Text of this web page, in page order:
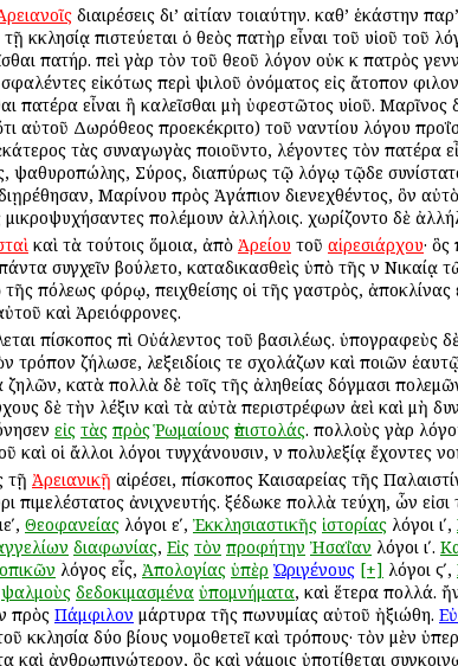
διαιρέσεις δι’ αἰτίαν τοιαύτην. καθ’ ἑκάστην
ἐκκλησίᾳ πιστεύεται ὁ θεὸς πατὴρ εἶναι τοῦ υἱοῦ τοῦ
πατήρ. ἐπεὶ γὰρ τὸν τοῦ θεοῦ λόγον οὐκ ἐκ πατρὸς
εἰκότως περὶ ψιλοῦ ὀνόματος εἰς ἄτοπον
πατέρα εἶναι ἢ καλεῖσθαι μὴ ὑφεστῶτος υἱοῦ.
αὐτοῦ Δωρόθεος προεκέκριτο) τοῦ ἐναντίου λόγου
τὰς συναγωγὰς ἐποιοῦντο, λέγοντες τὸν πατέρα
ψαθυροπώλης, Σύρος, διαπύρως τῷ λόγῳ τῷδε
Μαρίνου πρὸς Ἀγάπιον διενεχθέντος, ὃν
ἐπολέμουν ἀλλήλοις. ἐχωρίζοντο δὲ
καὶ τὰ τούτοις ὅμοια, ἀπὸ Ἀρείου τοῦ αἱρεσιάρχου· ὃς
συγχεῖν ἐβούλετο, καταδικασθεὶς ὑπὸ τῆς ἐν
πόλεως φόρῳ, ἐπειχθείσης οἱ τῆς γαστρὸς,
καὶ Ἀρειόφρονες.
ἐπίσκοπος ἐπὶ Οὐάλεντος τοῦ βασιλέως. ὑπογραφεὺς
τρόπον ἐζήλωσε, λεξειδίοις τε σχολάζων καὶ ποιῶν
ζηλῶν, κατὰ πολλὰ δὲ τοῖς τῆς ἀληθείας δόγμασι
δὲ τὴν λέξιν καὶ τὰ αὐτὰ περιστρέφων ἀεὶ καὶ μὴ
εἰς τὰς πρὸς Ῥωμαίους ἐπιστολάς. πολλοὺς γὰρ
καὶ οἱ ἄλλοι λόγοι τυγχάνουσιν, ἐν πολυλεξίᾳ ἔχοντες
τῇ Ἀρειανικῇ αἱρέσει, ἐπίσκοπος Καισαρείας τῆς
ἐπιμελέστατος ἀνιχνευτής. ἐξέδωκε πολλὰ τεύχη, ὧν εἰσι
Θεοφανείας λόγοι εʹ, Ἐκκλησιαστικῆς ἱστορίας λόγοι ιʹ,
διαφωνίας, Εἰς τὸν προφήτην Ἠσαΐαν λόγοι ιʹ.
λόγος εἷς, Ἀπολογίας ὑπὲρ Ὠριγένους [+] λόγοι ϛʹ,
ψαλμοὺς δεδοκιμασμένα ὑπομνήματα, καὶ ἕτερα πολλά.
πρὸς Πάμφιλον μάρτυρα τῆς ἐπωνυμίας αὐτοῦ ἠξιώθη.
ἐκκλησία δύο βίους νομοθετεῖ καὶ τρόπους· τὸν μὲν
καὶ ἀνθρωπινώτερον, ὃς καὶ γάμοις ὑποτίθεται